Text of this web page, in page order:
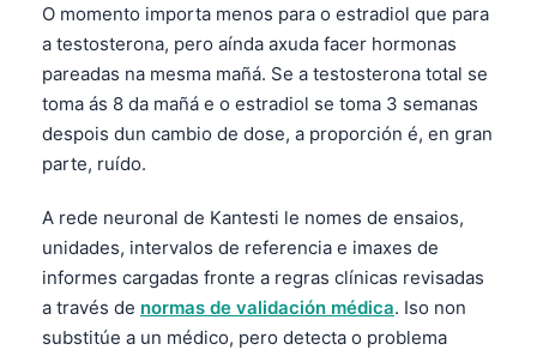
O momento importa menos para o estradiol que para
a testosterona, pero aínda axuda facer hormonas
pareadas na mesma mañá. Se a testosterona total se
toma ás 8 da mañá e o estradiol se toma 3 semanas
despois dun cambio de dose, a proporción é, en gran
parte, ruído.
A rede neuronal de Kantesti le nomes de ensaios,
unidades, intervalos de referencia e imaxes de
informes cargadas fronte a regras clínicas revisadas
a través de normas de validación médica. Iso non
substitúe a un médico, pero detecta o problema